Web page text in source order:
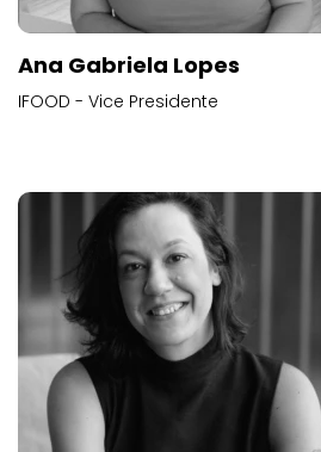
Ana Gabriela Lopes
IFOOD - Vice Presidente